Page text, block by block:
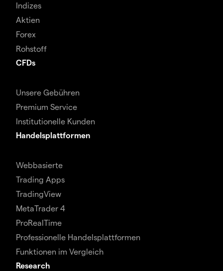
Indizes
Aktien
Forex
Rohstoff
CFDs
Unsere Gebühren
Premium Service
Institutionelle Kunden
Handelsplattformen
Webbasierte
Trading Apps
TradingView
MetaTrader 4
ProRealTime
Professionelle Handelsplattformen
Funktionen im Vergleich
Research